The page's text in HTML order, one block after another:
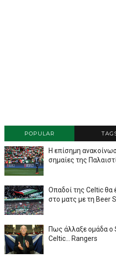
POPULAR
Η επίσημη
σημαίες της
Οπαδοί της Celtic θα
στο ματς με τη Beer
Πως άλλαξε ομάδα ο
Celtic... Rangers